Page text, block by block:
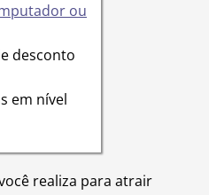
ou
desconto
em nível
realiza para atrair